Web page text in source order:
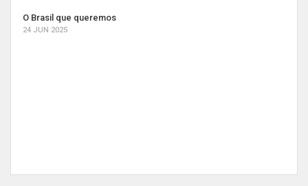
O Brasil que queremos
24 JUN 2025